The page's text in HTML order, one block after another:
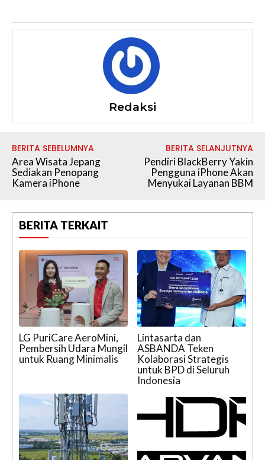
Redaksi
BERITA SEBELUMNYA
Area Wisata Jepang
Sediakan Penopang
Kamera iPhone
BERITA SELANJUTNYA
Pendiri BlackBerry Yakin
Pengguna iPhone Akan
Menyukai Layanan BBM
BERITA TERKAIT
LG PuriCare AeroMini,
Pembersih Udara Mungil
untuk Ruang Minimalis
Lintasarta dan
ASBANDA Teken
Kolaborasi Strategis
untuk BPD di Seluruh
Indonesia